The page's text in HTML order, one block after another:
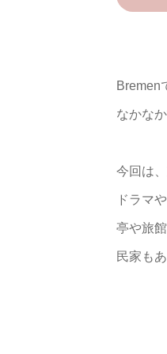
Bremen
なかな
今回は
ドラマ
亭や旅
民家も